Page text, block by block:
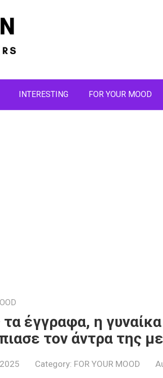
INTERESTING FOR YOUR MOOD
έγγραφα, η
τον άντρα της
Category: FOR YOUR MOOD